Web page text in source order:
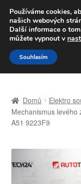
Volejte
Přeskočit
na
navigaci
Přejít
k
obsahu
Celosvětová
Kontakt
Domů Elektro
Mechanismus
A51 9223F9
Používáme cookies,
našich webových
Další informace o
můžete vypnout v
Souhlasím